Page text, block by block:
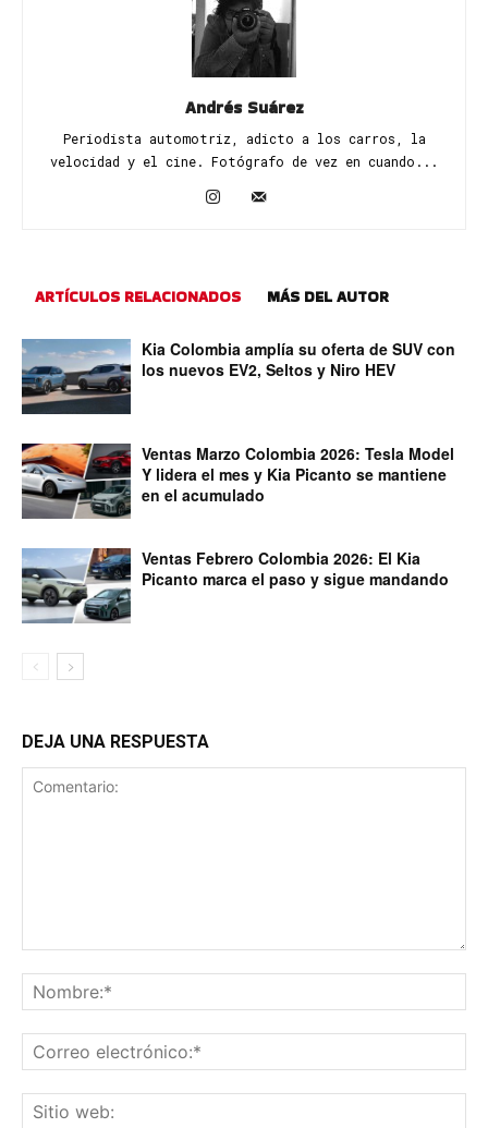
Andrés Suárez
Periodista automotriz, adicto a los carros, la
velocidad y el cine. Fotógrafo de vez en cuando...
ARTÍCULOS RELACIONADOS MÁS DEL AUTOR
Kia Colombia amplía su oferta de SUV con
los nuevos EV2, Seltos y Niro HEV
Ventas Marzo Colombia 2026: Tesla Model
Y lidera el mes y Kia Picanto se mantiene
en el acumulado
Ventas Febrero Colombia 2026: El Kia
Picanto marca el paso y sigue mandando
DEJA UNA RESPUESTA